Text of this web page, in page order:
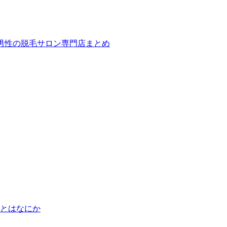
性の脱毛サロン専門店まとめ
はなにか